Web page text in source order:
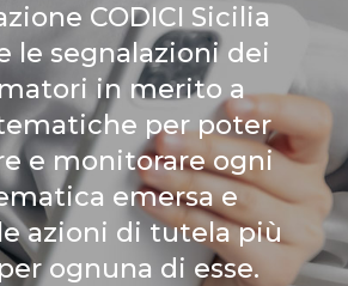
CODICI Sicilia
le segnalazioni dei
in merito a
per poter
e monitorare ogni
emersa e
azioni di tutela più
ognuna di esse.